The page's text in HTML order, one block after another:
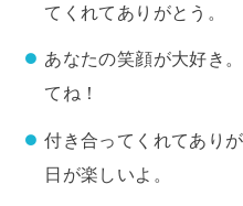
てくれてありがとう。
あなたの笑顔が大好き
てね！
付き合ってくれてあり
日が楽しいよ。